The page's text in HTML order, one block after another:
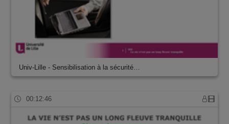
Univ-Lille - Sensibilisation à la sécurité…
00:12:46